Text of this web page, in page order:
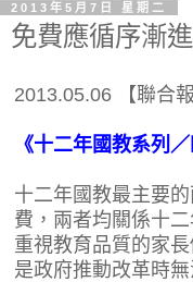
2013年5月7日 星期二
免費應循序漸
2013.05.06 【聯合
《十二年國教系列／
十二年國教最主要
費，兩者均關係十
重視教育品質的家
是政府推動改革時